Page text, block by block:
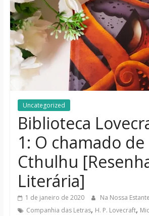
notícias
Uncategorized
Biblioteca
1: O chamado de
Cthulhu
Literária]
1 de janeiro de 2020 Na Nossa Estante
Companhia das Letras, H. P. Lovecraft,